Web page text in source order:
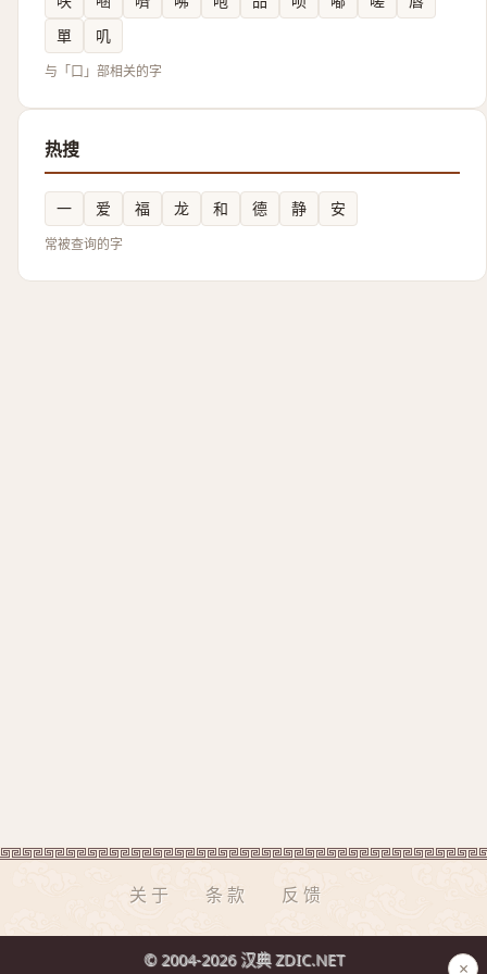
單
叽
与「口」部相关的字
热搜
一 爱 福 龙 和 德 静 安
常被查询的字
关于 条款 反馈
© 2004-2026 汉典 ZDIC.NET ×